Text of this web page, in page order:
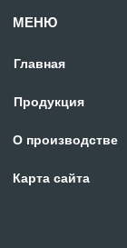
+971 58 699 88 11